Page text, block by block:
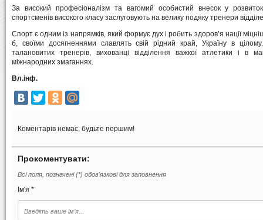
За високий професіоналізм та вагомий особистий внесок у
спортсменів високого класу заслуговують на велику подяку тренери
Спорт є одним із напрямків, який формує дух і робить здоров’я нації
б, своїми досягненнями славлять свій рідний край, Україну в
талановитих тренерів, вихованці відділення важкої атлетики і в
міжнародних змаганнях.
Вл.інф.
Коментарів немає, будьте першим!
Прокоментувати:
Всі поля, позначені (*) обов'язкові для заповнення
Ім'я *